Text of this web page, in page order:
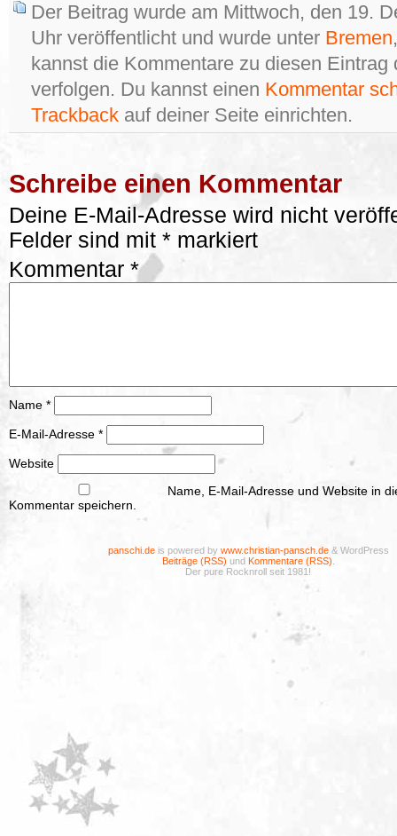
Der Beitrag wurde am Mittwoch, den 19.
Uhr veröffentlicht und wurde unter Bremen
kannst die Kommentare zu diesen
verfolgen. Du kannst einen Kommentar
Trackback auf deiner Seite einrichten.
Schreibe einen Kommentar
Deine E-Mail-Adresse wird nicht
Felder sind mit * markiert
Kommentar *
Name *
E-Mail-Adresse *
Website
Name, E-Mail-Adresse und Website in
Kommentar speichern.
panschi.deis powered by www.christian-pansch.de& WordPress
Beiträge (RSS) und Kommentare (RSS)
Der pure Rocknroll seit 1981!